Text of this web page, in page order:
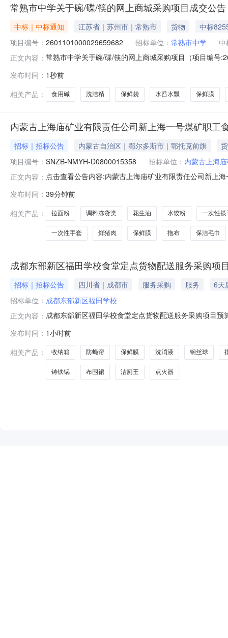
常熟市中学关于碗/碟/筷的网上商城采购项目成交公告
中标｜中标通知 江苏省｜苏州市｜常熟市 货物
中标
项目编号： 2601101000029659682 招标单位： 常熟市中学
中
正文内容： 常熟市中学关于碗/碟/筷的网上商城采购项目（项目编号
价起止时间:-二、采购单位信息采购单位名称:常熟市中
发布时间： 1秒前
相关产品：
食用碱 洗洁精 保鲜袋 水舀水瓢 保鲜膜
内蒙古上海庙矿业有限责任公司新上海一号煤矿职工
招标｜招标公告 内蒙古自治区｜鄂尔多斯市｜鄂托克前旗
项目编号： SNZB-NMYH-D0800015358 招标单位： 内蒙古上海
正文内容： 点击查看公告内容:内蒙古上海庙矿业有限责任公司新上
发布时间： 39分钟前
相关产品：
拉面粉 调料冻货类 花生油 水饺粉 一次性筷
一次性手套 鲜猪肉 保鲜膜 拖布 保洁毛巾
成都东部新区福田学校食堂定点货物配送服务采购项
招标｜招标公告 四川省｜成都市 服务采购 服务
6天
招标单位： 成都东部新区福田学校
正文内容： 成都东部新区福田学校食堂定点货物配送服务采购项目
潜在供应商报价。一、项目名称成都东部新区福田学校
要求单位数量备注135L收纳箱1.材质：pp材
发布时间： 1小时前
相关产品：
收纳箱 防蝇帘 保鲜膜 洗消液 钢丝球
铸铁锅 布围裙 洁厕王 点火器